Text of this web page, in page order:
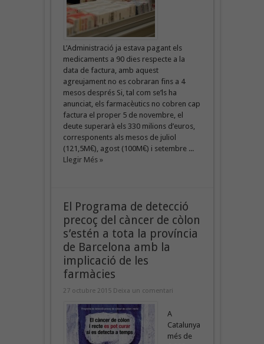
L’Administració ja estava pagant els
medicaments a 90 dies respecte a la
data de factura, amb aquest
agreujament no es cobraran fins a 4
mesos després Si, tal com se’ls ha
anunciat, els farmacèutics no cobren cap
factura el proper 5 de novembre, el
deute superarà els 330 milions d’euros,
corresponents als mesos de juliol
(121,5M€), agost (100M€) i setembre ...
Llegir Més »
El Programa de detecció
precoç del càncer de còlon
s’estén a tota la província
de Barcelona amb la
implicació de les
farmàcies
27 octubre 2015 Deixa un comentari
A
Catalunya
més de